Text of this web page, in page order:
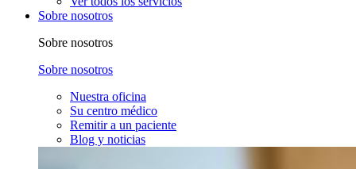
Sobre nosotros
Sobre nosotros
Sobre nosotros
Nuestra oficina
Su centro médico
Remitir a un paciente
Blog y noticias